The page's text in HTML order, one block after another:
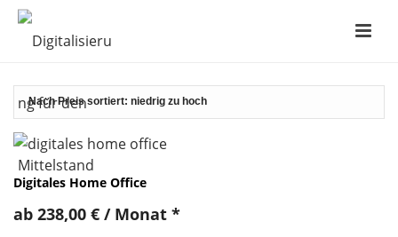
Digitales Home Office
ab 238,00 € / Monat *